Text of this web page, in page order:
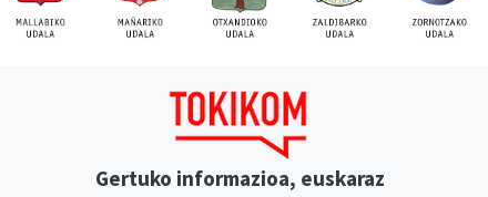
Gertuko informazioa, euskaraz